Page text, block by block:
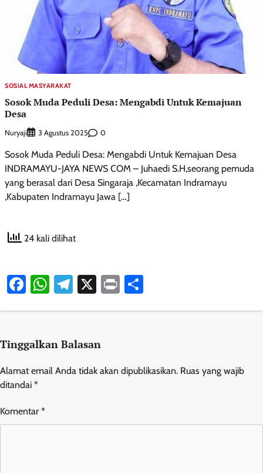
SOSIAL MASYARAKAT
Sosok Muda Peduli Desa: Mengabdi Untuk Kemajuan
Desa
Nuryaji 3 Agustus 2025 0
Sosok Muda Peduli Desa: Mengabdi Untuk Kemajuan Desa
INDRAMAYU-JAYA NEWS COM – Juhaedi S.H,seorang pemuda
yang berasal dari Desa Singaraja ,Kecamatan Indramayu
,Kabupaten Indramayu Jawa […]
24 kali dilihat
Facebook
WhatsApp
Telegram
X Print
Tinggalkan Balasan
Alamat email Anda tidak akan dipublikasikan. Ruas yang wajib
ditandai *
Komentar *